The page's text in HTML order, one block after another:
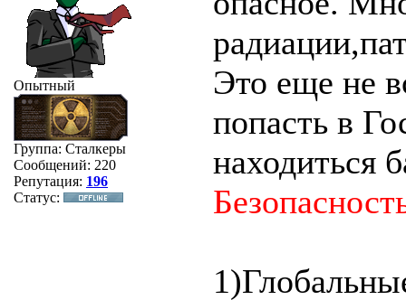
Опытный
Группа: Сталкеры
Сообщений: 220
Репутация: 196
Статус:
Это еще не
попасть в
находиться